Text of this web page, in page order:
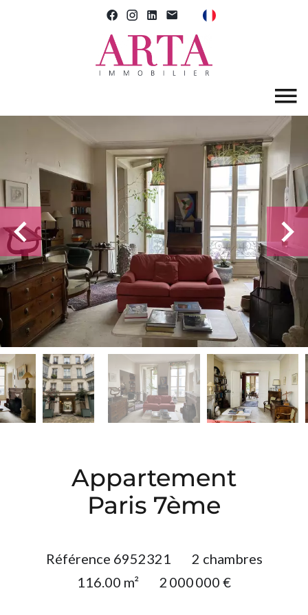
Appartement
Paris 7ème
Référence 6952321
2 chambres
116.00 m² 2 000 000 €